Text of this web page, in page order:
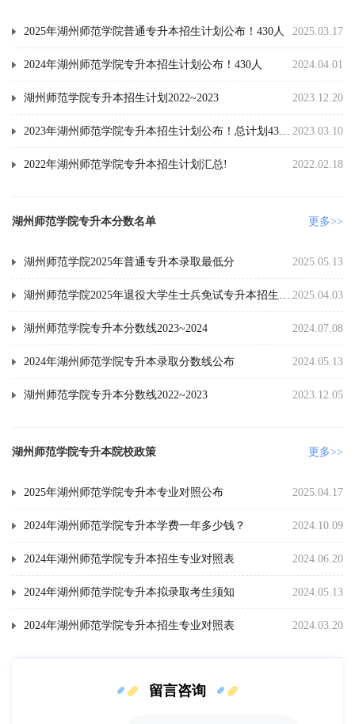
2025年湖州师范学院普通专升本招生计划公布！430人 2025.03.17
2024年湖州师范学院专升本招生计划公布！430人 2024.04.01
湖州师范学院专升本招生计划2022~2023 2023.12.20
2023年湖州师范学院专升本招生计划公布！总计划430人 2023.03.10
2022年湖州师范学院专升本招生计划汇总! 2022.02.18
湖州师范学院专升本分数名单 更多>>
湖州师范学院2025年普通专升本录取最低分 2025.05.13
湖州师范学院2025年退役大学生士兵免试专升本招生第一志愿拟录取分数线 2025.04.03
湖州师范学院专升本分数线2023~2024 2024.07.08
2024年湖州师范学院专升本录取分数线公布 2024.05.13
湖州师范学院专升本分数线2022~2023 2023.12.05
湖州师范学院专升本院校政策 更多>>
2025年湖州师范学院专升本专业对照公布 2025.04.17
2024年湖州师范学院专升本学费一年多少钱？ 2024.10.09
2024年湖州师范学院专升本招生专业对照表 2024.06.20
2024年湖州师范学院专升本拟录取考生须知 2024.05.13
2024年湖州师范学院专升本招生专业对照表 2024.03.20
留言咨询